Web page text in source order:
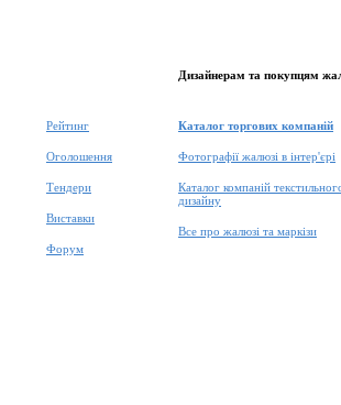
Рейтинг
Оголошення
Тендери
Виставки
Форум
Дизайнерам та покупцям
Каталог торгових компаній
Фотографії жалюзі в інтер'єрі
Каталог компаній
дизайну
Все про жалюзі та маркізи